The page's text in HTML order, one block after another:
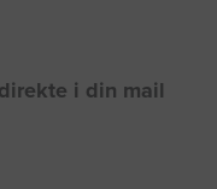
i din mail